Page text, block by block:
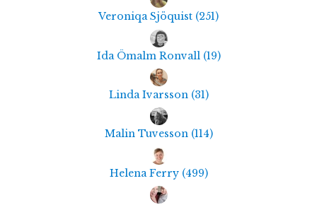
Veroniqa Sjöquist (251)
Ida Ömalm Ronvall (19)
Linda Ivarsson (31)
Malin Tuvesson (114)
Helena Ferry (499)